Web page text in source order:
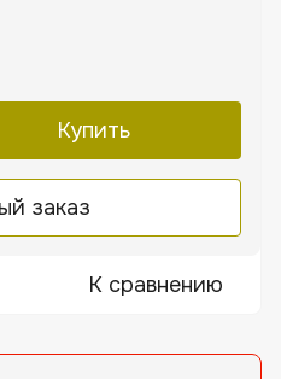
Купить
заказ
К сравнению